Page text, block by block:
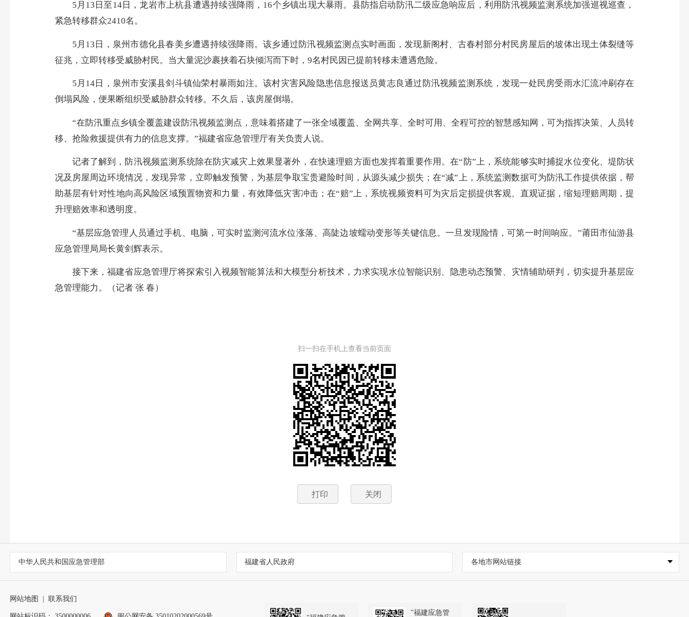
5月13日至14日，龙岩市上杭县遭遇持续强降雨，16个乡镇出现大暴雨。县防指启动防汛二级应急响应后，利用防汛视频监测系统加强巡视巡查，
紧急转移群众2410名。
5月13日，泉州市德化县春美乡遭遇持续强降雨。该乡通过防汛视频监测点实时画面，发现新阁村、古春村部分村民房屋后的坡体出现土体裂缝等
征兆，立即转移受威胁村民。当大量泥沙裹挟着石块倾泻而下时，9名村民因已提前转移未遭遇危险。
5月14日，泉州市安溪县剑斗镇仙荣村暴雨如注。该村灾害风险隐患信息报送员黄志良通过防汛视频监测系统，发现一处民房受雨水汇流冲刷存在
倒塌风险，便果断组织受威胁群众转移。不久后，该房屋倒塌。
“在防汛重点乡镇全覆盖建设防汛视频监测点，意味着搭建了一张全域覆盖、全网共享、全时可用、全程可控的智慧感知网，可为指挥决策、人员转
移、抢险救援提供有力的信息支撑。”福建省应急管理厅有关负责人说。
记者了解到，防汛视频监测系统除在防灾减灾上效果显著外，在快速理赔方面也发挥着重要作用。在“防”上，系统能够实时捕捉水位变化、堤防状
况及房屋周边环境情况，发现异常，立即触发预警，为基层争取宝贵避险时间，从源头减少损失；在“减”上，系统监测数据可为防汛工作提供依据，帮
助基层有针对性地向高风险区域预置物资和力量，有效降低灾害冲击；在“赔”上，系统视频资料可为灾后定损提供客观、直观证据，缩短理赔周期，提
升理赔效率和透明度。
“基层应急管理人员通过手机、电脑，可实时监测河流水位涨落、高陡边坡蠕动变形等关键信息。一旦发现险情，可第一时间响应。”莆田市仙游县
应急管理局局长黄剑辉表示。
接下来，福建省应急管理厅将探索引入视频智能算法和大模型分析技术，力求实现水位智能识别、隐患动态预警、灾情辅助研判，切实提升基层应
急管理能力。（记者 张 春）
扫一扫在手机上查看当前页面
打印 关闭
中华人民共和国应急管理部 福建省人民政府 各地市网站链接
网站地图 联系我们
"福建应急管